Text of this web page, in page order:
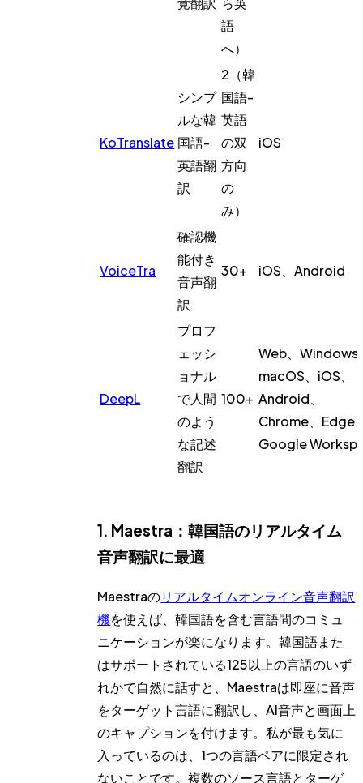
語
へ）
KoTranslate
シンプ
ルな韓
国語-
英語翻
訳
2（韓
国語-
英語
の双
方向
の
み）
iOS
VoiceTra
確認機
能付き
音声翻
訳
30+ iOS、Android
DeepL
プロフ
ェッシ
ョナル
で人間
のよう
な記述
翻訳
100+
Web、Windows
macOS、iOS、
Android、
Chrome、Edge
Google
1. Maestra：韓国語のリアルタイム
音声翻訳に最適
Maestraのリアルタイムオンライン音声翻訳
機を使えば、韓国語を含む言語間のコミュ
ニケーションが楽になります。韓国語また
はサポートされている125以上の言語のいず
れかで自然に話すと、Maestraは即座に音声
をターゲット言語に翻訳し、AI音声と画面上
のキャプションを付けます。私が最も気に
入っているのは、1つの言語ペアに限定され
ないことです。複数のソース言語とターゲ